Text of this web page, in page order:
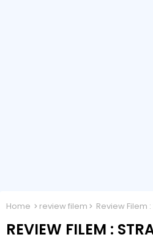
Home review filem Review Filem
REVIEW FILEM :